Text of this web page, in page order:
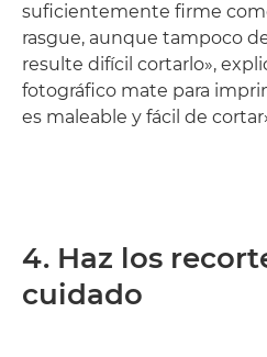
suficientemente firme
rasgue, aunque tampoco
resulte difícil cortarlo»,
fotográfico mate para
es maleable y fácil de
4. Haz los
cuidado